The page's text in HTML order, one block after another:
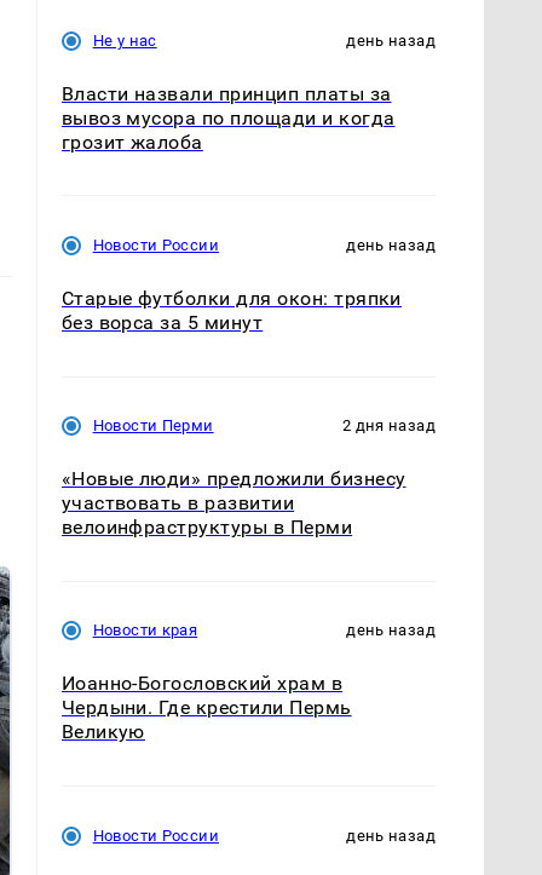
готовую еду из
магазина: список
жестокое убийство
Не у нас день назад
Власти назвали принцип платы за
вывоз мусора по площади и когда
грозит жалоба
Новости России день назад
Старые футболки для окон: тряпки
без ворса за 5 минут
Новости Перми 2 дня назад
«Новые люди» предложили бизнесу
участвовать в развитии
велоинфраструктуры в Перми
Новости края день назад
Иоанно-Богословский храм в
Чердыни. Где крестили Пермь
Великую
Новости России день назад